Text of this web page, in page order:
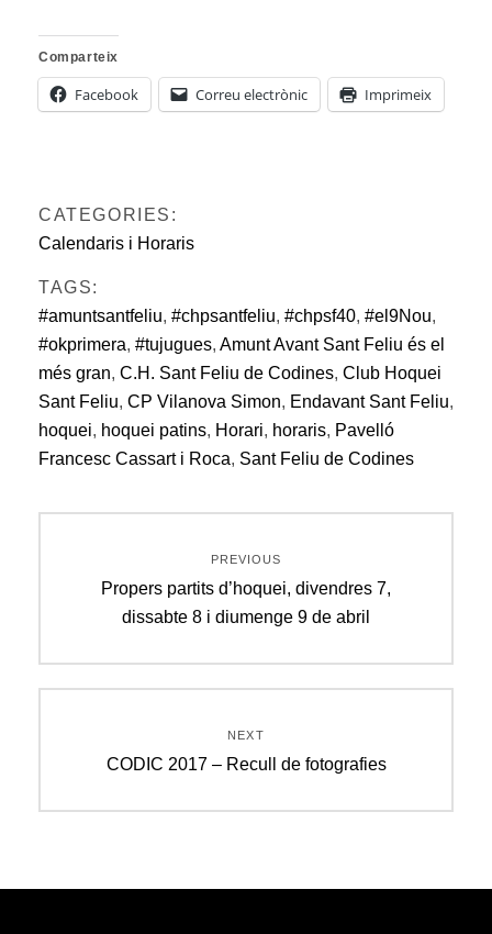
Comparteix
Facebook Correu electrònic Imprimeix
CATEGORIES:
Calendaris i Horaris
TAGS:
#amuntsantfeliu, #chpsantfeliu, #chpsf40, #el9Nou,
#okprimera, #tujugues, Amunt Avant Sant Feliu és el
més gran, C.H. Sant Feliu de Codines, Club Hoquei
Sant Feliu, CP Vilanova Simon, Endavant Sant Feliu,
hoquei, hoquei patins, Horari, horaris, Pavelló
Francesc Cassart i Roca, Sant Feliu de Codines
d'entrades
PREVIOUS
Previous
post:
Propers partits d’hoquei, divendres 7,
dissabte 8 i diumenge 9 de abril
NEXT
Next
CODIC 2017 – Recull de fotografies